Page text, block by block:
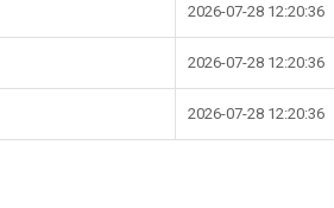
2026-07-28 12:20:36
2026-07-28 12:20:36
2026-07-28 12:20:36